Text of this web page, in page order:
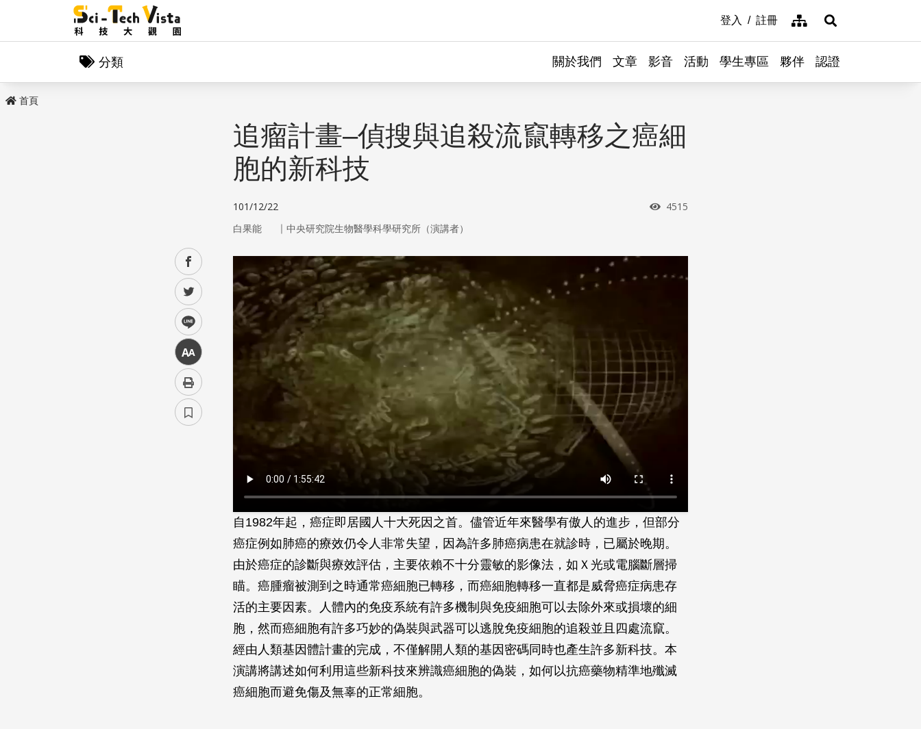
登入 註冊 網站導覽展開搜尋
分類 關於我們 文章 影音 活動 學生專區 夥伴 認證
首頁
facebook
twitter
line
中
追瘤計畫–偵搜與追殺流竄轉移之癌細
胞的新科技
101/12/22 瀏覽次數
4515
白果能 ｜ 中央研究院生物醫學科學研究所（演講者）
自1982年起，癌症即居國人十大死因之首。儘管近年來醫學有傲人的進步，但部分
癌症例如肺癌的療效仍令人非常失望，因為許多肺癌病患在就診時，已屬於晚期。
由於癌症的診斷與療效評估，主要依賴不十分靈敏的影像法，如Ｘ光或電腦斷層掃
瞄。癌腫瘤被測到之時通常癌細胞已轉移，而癌細胞轉移一直都是威脅癌症病患存
活的主要因素。人體內的免疫系統有許多機制與免疫細胞可以去除外來或損壞的細
胞，然而癌細胞有許多巧妙的偽裝與武器可以逃脫免疫細胞的追殺並且四處流竄。
經由人類基因體計畫的完成，不僅解開人類的基因密碼同時也產生許多新科技。本
演講將講述如何利用這些新科技來辨識癌細胞的偽裝，如何以抗癌藥物精準地殲滅
癌細胞而避免傷及無辜的正常細胞。